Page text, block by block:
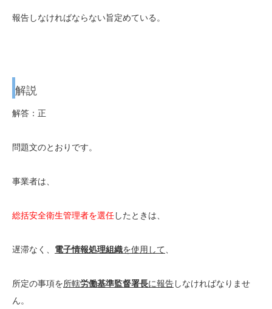
報告しなければならない旨定めている。
解説
解答：正
問題文のとおりです。
事業者は、
総括安全衛生管理者を選任したときは、
遅滞なく、 電子情報処理組織を使用して
所定の事項を所轄労働基準監督署長に報告しなければなりませ
ん。